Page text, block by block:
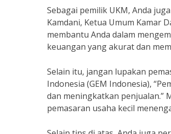
Sebagai pemilik UKM, Anda
Kamdani, Ketua Umum Kamar
membantu Anda dalam
keuangan yang akurat dan
Selain itu, jangan lupakan
Indonesia (GEM Indonesia),
dan meningkatkan penjualan.”
pemasaran usaha kecil